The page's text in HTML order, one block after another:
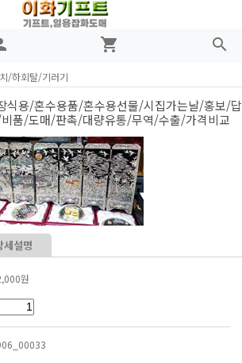
shopping_cart search
/하회탈/기러기
식용/혼수용품/혼수용선물/시집가는날/홍보/답
품/도매/판촉/대량유통/무역/수출/가격비교
세설명
원